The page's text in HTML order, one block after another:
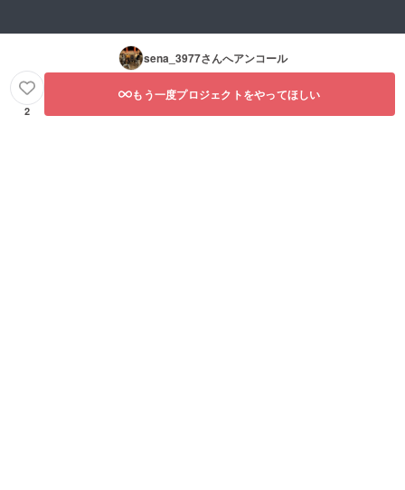
sena_3977さんへアンコール
2
もう一度プロジェクトをやってほしい